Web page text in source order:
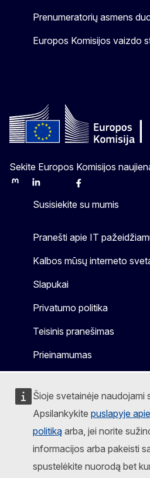
Šioje svetainėje naudojami
Apsilankykite puslapyje
politiką arba, jei norite
informacijos arba pakeisti
spustelėkite nuorodą bet
Prenumeratorių asmens
Europos Komisijos vaizdo
Sekite Europos Komisijos
MastodonLinkedInBlueskyFacebook
Susisiekite su mumis
Pranešti apie IT
Kalbos mūsų interneto
Slapukai
Privatumo politika
Teisinis pranešimas
Prieinamumas